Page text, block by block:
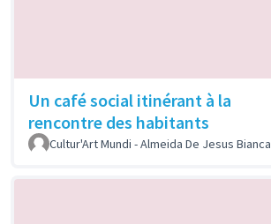
Un café social itinérant à la
rencontre des habitants
Cultur'Art Mundi - Almeida De Jesus Bianca